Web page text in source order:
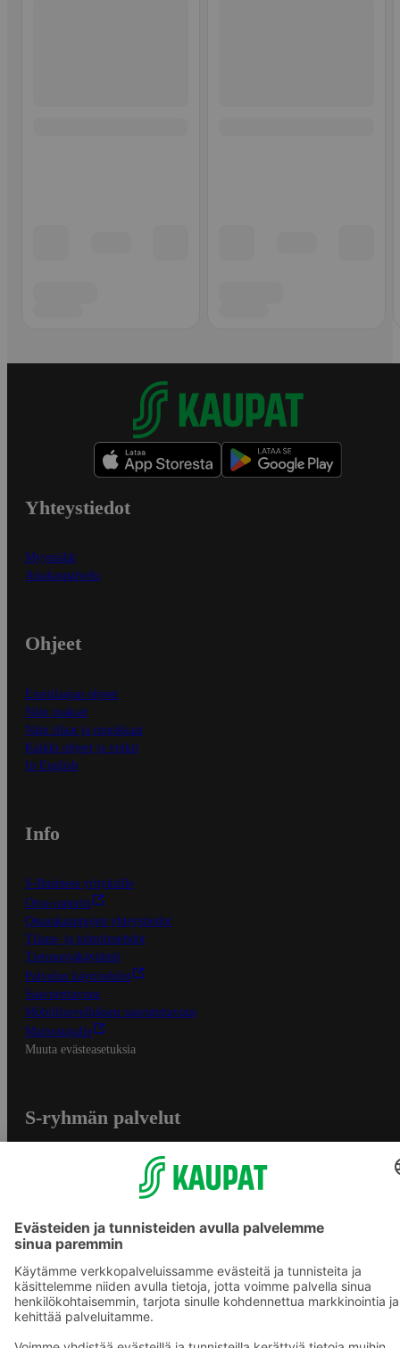
Yhteystiedot
Myymälät
Asiakaspalvelu
Ohjeet
Ensitilaajan ohjeet
Näin maksat
Näin tilaat ja muokkaat
Kaikki ohjeet ja vinkit
In English
Info
S-Business yrityksille
Oiva-raportit
Osuuskauppojen yhteystiedot
Tilaus- ja toimitusehdot
Tietosuojakäytäntö
Palvelun käyttöehdot
Saavutettavuus
Mobiilisovelluksen saavutettavuus
Mainostajalle
Muuta evästeasetuksia
S-ryhmän palvelut
S-ostoslista -sovellus
Prisma.fi
Sokos.fi
S-Pankki
Yhteishyvä
Sokos Hotels